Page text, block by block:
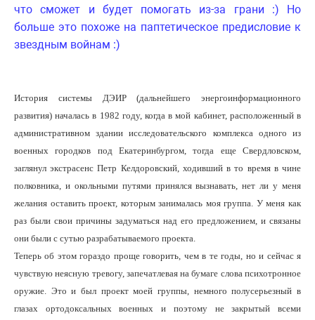
что сможет и будет помогать из-за грани :) Но
больше это похоже на паптетическое предисловие к
звездным войнам :)
История системы ДЭИР (дальнейшего энергоинформационного
развития) началась в 1982 году, когда в мой кабинет, расположенный в
административном здании исследовательского комплекса одного из
военных городков под Екатеринбургом, тогда еще Свердловском,
заглянул экстрасенс Петр Келдоровский, ходивший в то время в чине
полковника, и окольными путями принялся вызнавать, нет ли у меня
желания оставить проект, которым занималась моя группа. У меня как
раз были свои причины задуматься над его предложением, и связаны
они были с сутью разрабатываемого проекта.
Теперь об этом гораздо проще говорить, чем в те годы, но и сейчас я
чувствую неясную тревогу, запечатлевая на бумаге слова психотронное
оружие. Это и был проект моей группы, немного полусерьезный в
глазах ортодоксальных военных и поэтому не закрытый всеми